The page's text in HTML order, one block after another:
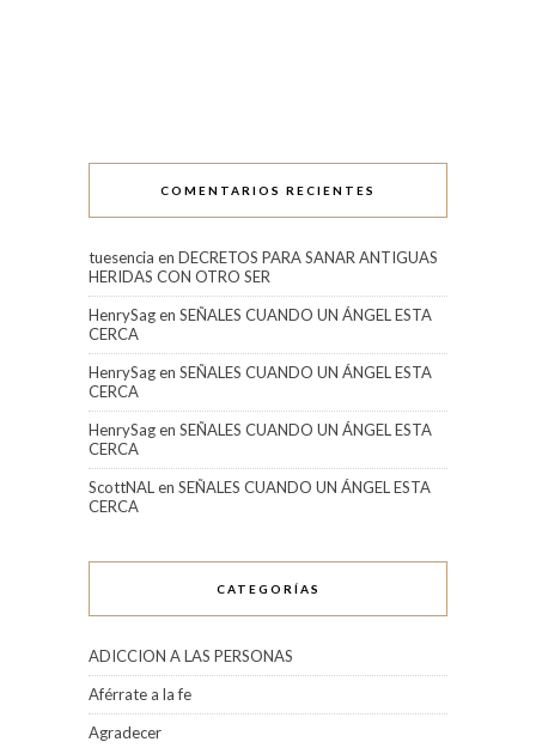
COMENTARIOS RECIENTES
tuesencia en DECRETOS PARA SANAR ANTIGUAS
HERIDAS CON OTRO SER
HenrySagen SEÑALES CUANDO UN ÁNGEL ESTA
CERCA
HenrySagen SEÑALES CUANDO UN ÁNGEL ESTA
CERCA
HenrySagen SEÑALES CUANDO UN ÁNGEL ESTA
CERCA
ScottNALen SEÑALES CUANDO UN ÁNGEL ESTA
CERCA
CATEGORÍAS
ADICCION A LAS PERSONAS
Aférrate a la fe
Agradecer